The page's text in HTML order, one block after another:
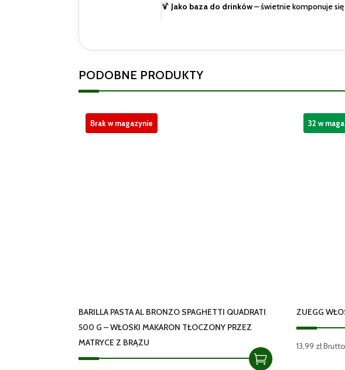
🍹 Jako baza do drinków– świetnie komponuje
PODOBNE PRODUKTY
BARILLA PASTA AL BRONZO SPAGHETTI QUADRATI
500 G – WŁOSKI MAKARON TŁOCZONY PRZEZ
MATRYCE Z BRĄZU
Brak w magazynie
ZUEGG
13,99 złBrutto
32 w